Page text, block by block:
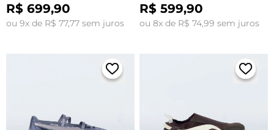
R$ 699,90
ou 9x de R$ 77,77 sem juros
R$ 599,90
ou 8x de R$ 74,99 sem juros